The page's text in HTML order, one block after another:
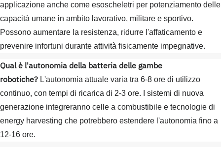
applicazione anche come esoscheletri per potenziamento delle
capacità umane in ambito lavorativo, militare e sportivo.
Possono aumentare la resistenza, ridurre l'affaticamento e
prevenire infortuni durante attività fisicamente impegnative.
Qual è l'autonomia della batteria delle gambe
robotiche? L'autonomia attuale varia tra 6-8 ore di utilizzo
continuo, con tempi di ricarica di 2-3 ore. I sistemi di nuova
generazione integreranno celle a combustibile e tecnologie di
energy harvesting che potrebbero estendere l'autonomia fino a
12-16 ore.